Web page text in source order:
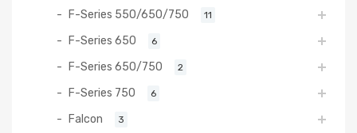
F-Series 550/650/750 11
F-Series 650 6
F-Series 650/750 2
F-Series 750 6
Falcon 3